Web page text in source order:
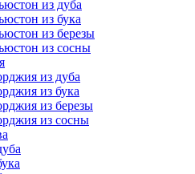
из дуба
из бука
из березы
из сосны
из дуба
из бука
из березы
из сосны